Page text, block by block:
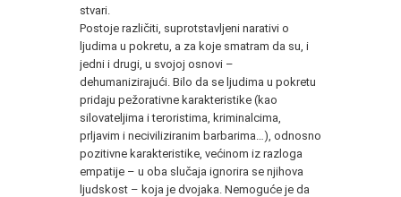
stvari.
Postoje različiti, suprotstavljeni narativi o
ljudima u pokretu, a za koje smatram da su, i
jedni i drugi, u svojoj osnovi –
dehumanizirajući. Bilo da se ljudima u pokretu
pridaju pežorativne karakteristike (kao
silovateljima i teroristima, kriminalcima,
prljavim i neciviliziranim barbarima…), odnosno
pozitivne karakteristike, većinom iz razloga
empatije – u oba slučaja ignorira se njihova
ljudskost – koja je dvojaka. Nemoguće je da